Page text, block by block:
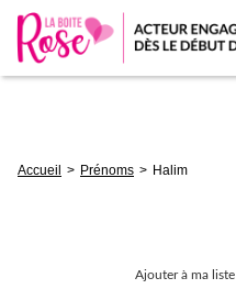
d'Ariane
Accueil Prénoms Halim
Ajouter à ma liste